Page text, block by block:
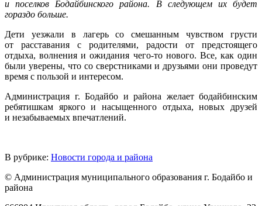
и поселков Бодайбинского района. В следующем их будет
гораздо больше.
Дети уезжали в лагерь со смешанным чувством грусти
от расставания с родителями, радости от предстоящего
отдыха, волнения и ожидания чего-то нового. Все, как один
были уверены, что со сверстниками и друзьями они проведут
время с пользой и интересом.
Администрация г. Бодайбо и района желает бодайбинским
ребятишкам яркого и насыщенного отдыха, новых друзей
и незабываемых впечатлений.
В рубрике: Новости города и района
© Администрация муниципального образования г. Бодайбо и
района